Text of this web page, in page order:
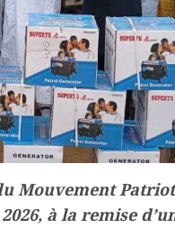
Mouvement
à la remise